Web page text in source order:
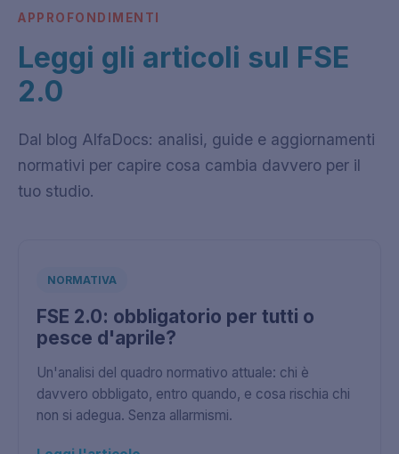
APPROFONDIMENTI
Leggi gli articoli sul FSE
2.0
Dal blog AlfaDocs: analisi, guide e aggiornamenti
normativi per capire cosa cambia davvero per il
tuo studio.
NORMATIVA
FSE 2.0: obbligatorio per tutti o
pesce d'aprile?
Un'analisi del quadro normativo attuale: chi è
davvero obbligato, entro quando, e cosa rischia chi
non si adegua. Senza allarmismi.